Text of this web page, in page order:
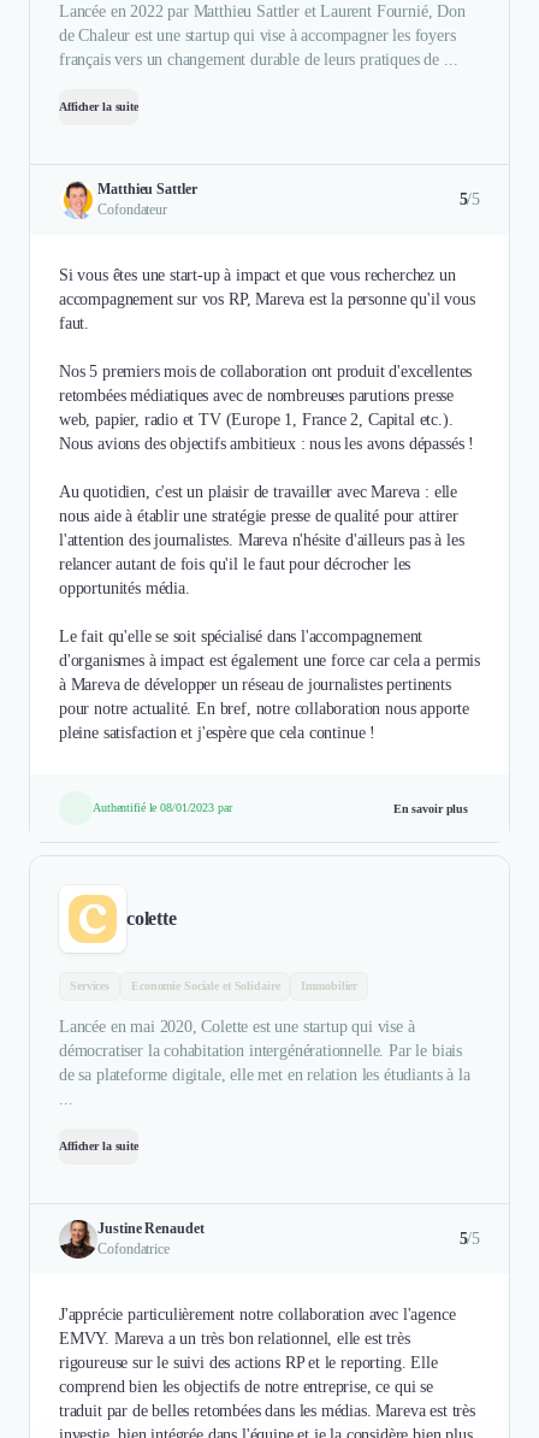
Lancée en 2022 par Matthieu Sattler et Laurent Fournié, Don
de Chaleur est une startup qui vise à accompagner les foyers
français vers un changement durable de leurs pratiques de ...
Afficher la suite
Matthieu Sattler
Cofondateur
5/5
Si vous êtes une start-up à impact et que vous recherchez un
accompagnement sur vos RP, Mareva est la personne qu'il vous
faut.
Nos 5 premiers mois de collaboration ont produit d'excellentes
retombées médiatiques avec de nombreuses parutions presse
web, papier, radio et TV (Europe 1, France 2, Capital etc.).
Nous avions des objectifs ambitieux : nous les avons dépassés !
Au quotidien, c'est un plaisir de travailler avec Mareva : elle
nous aide à établir une stratégie presse de qualité pour attirer
l'attention des journalistes. Mareva n'hésite d'ailleurs pas à les
relancer autant de fois qu'il le faut pour décrocher les
opportunités média.
Le fait qu'elle se soit spécialisé dans l'accompagnement
d'organismes à impact est également une force car cela a permis
à Mareva de développer un réseau de journalistes pertinents
pour notre actualité. En bref, notre collaboration nous apporte
pleine satisfaction et j'espère que cela continue !
Authentifié le 08/01/2023 par En savoir plus
colette
Services Economie Sociale et Solidaire Immobilier
Lancée en mai 2020, Colette est une startup qui vise à
démocratiser la cohabitation intergénérationnelle. Par le biais
de sa plateforme digitale, elle met en relation les étudiants à la
Afficher la suite
Justine Renaudet
Cofondatrice
5/5
J'apprécie particulièrement notre collaboration avec l'agence
EMVY. Mareva a un très bon relationnel, elle est très
rigoureuse sur le suivi des actions RP et le reporting. Elle
comprend bien les objectifs de notre entreprise, ce qui se
traduit par de belles retombées dans les médias. Mareva est très